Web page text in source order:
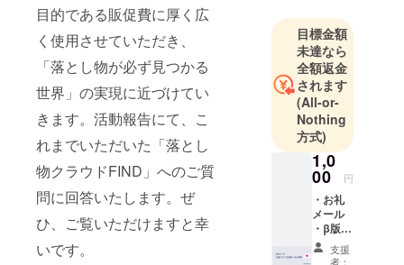
目的である販促費に厚く広
く使用させていただき、
「落とし物が必ず見つかる
世界」の実現に近づけてい
きます。活動報告にて、こ
れまでいただいた「落とし
物クラウドFIND」へのご質
問に回答いたします。ぜ
ひ、ご覧いただけますと幸
いです。
「落とし物
が必ず見つ
かる世界
へ」の実現
に向けて、
日夜アプリ
開発を進め
ておりま
目標金額
未達なら
全額返金
されます
(All-or-
Nothing
方式)
1,0
00 円
・お礼
メール
・β版ア
プリ
（iOS支援
者：